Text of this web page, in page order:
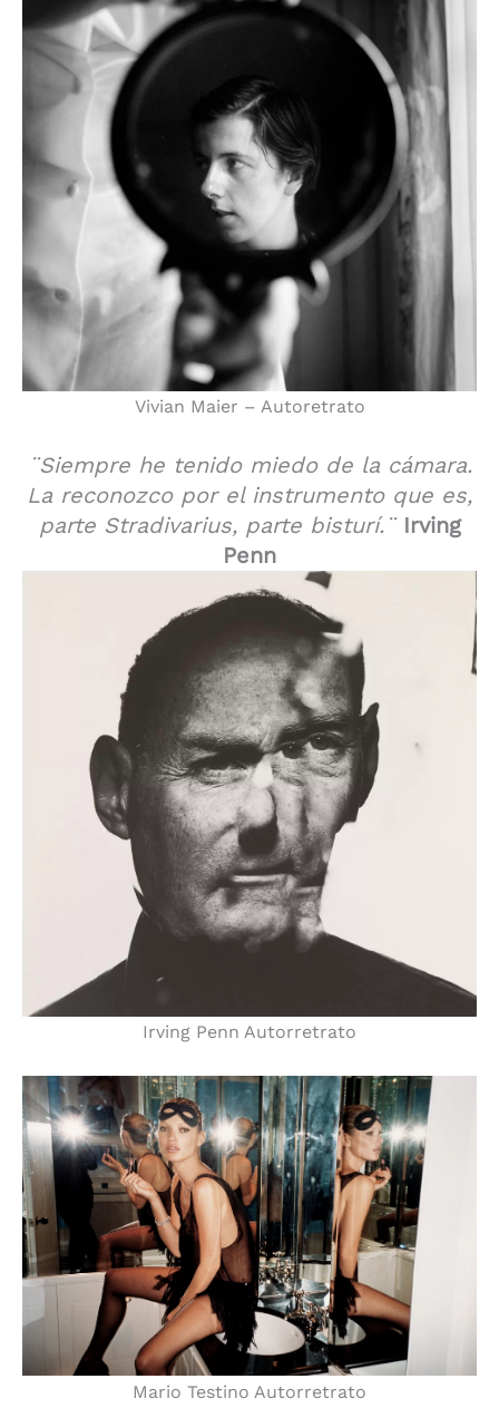
Vivian Maier – Autoretrato
¨Siempre he tenido miedo de la cámara.
La reconozco por el instrumento que es,
parte Stradivarius, parte bisturí.¨ Irving
Penn
Irving Penn Autorretrato
Mario Testino Autorretrato